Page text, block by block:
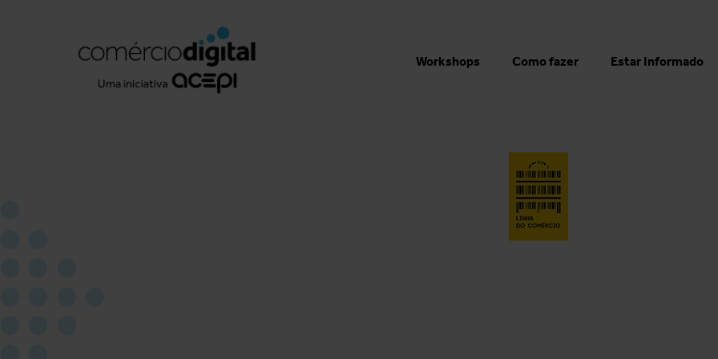
Workshops Como fazer Estar Informado